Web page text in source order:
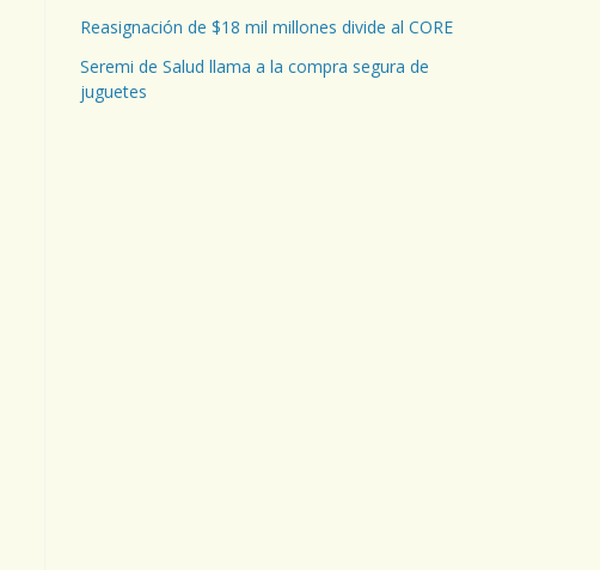
Reasignación de $18 mil millones divide al CORE
Seremi de Salud llama a la compra segura de
juguetes